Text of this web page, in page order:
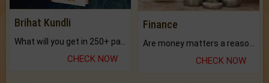
Brihat Kundli
CHECK NOW
Finance
CHECK NOW